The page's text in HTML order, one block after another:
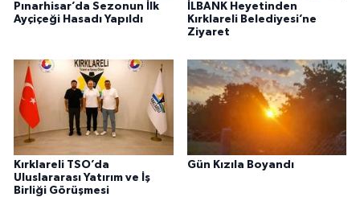
Pınarhisar’da Sezonun İlk
Ayçiçeği Hasadı Yapıldı
İLBANK Heyetinden
Kırklareli Belediyesi’ne
Ziyaret
Kırklareli TSO’da
Uluslararası Yatırım ve İş
Birliği Görüşmesi
Gün Kızıla Boyandı